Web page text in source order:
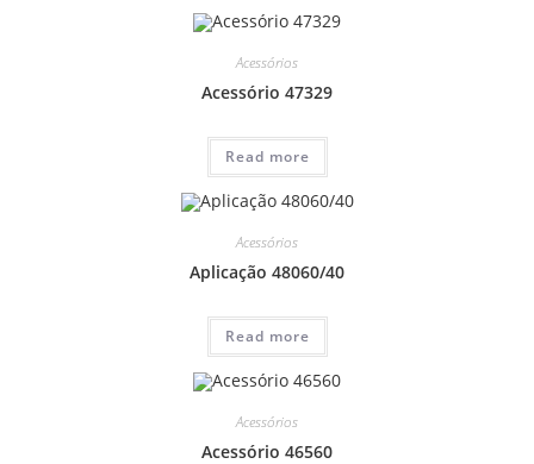
Acessórios
Acessório 47329
Read more
Acessórios
Aplicação 48060/40
Read more
Acessórios
Acessório 46560